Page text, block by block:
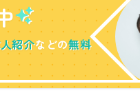
紹介などの無料